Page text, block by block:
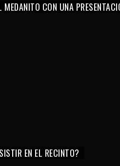
CON UNA
EN EL RECINTO?